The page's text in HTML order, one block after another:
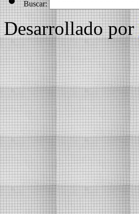
Buscar:
Desarrollado por